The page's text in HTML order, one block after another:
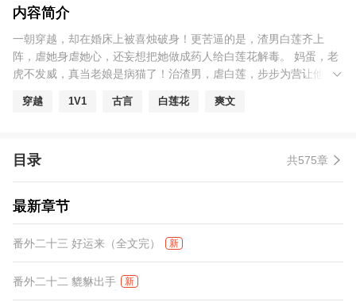
内容简介
一朝穿越，却在婚床上被喜烛破身！更苦逼的是，渣男白莲齐上
阵，虐她身虐她心，还妄想把她做成药人给白莲花解毒。 妈蛋，老
虎不发威，真当老娘是病猫了！治渣男，虐白莲，步步为营让他们
么鬼？
穿越 1V1 古言 白莲花 爽文
目录 共575章
最新章节
番外二十三 好运来（全文完） 新
番外二十二 貔貅出手 新